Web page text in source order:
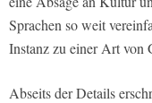
Sprachen so weit
Instanz zu einer Art von
Abseits der Details